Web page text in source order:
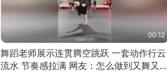
00:12
舞蹈老师展示连贯腾空跳跃 一套动作行云
流水 节奏感拉满 网友：怎么做到又舞又武